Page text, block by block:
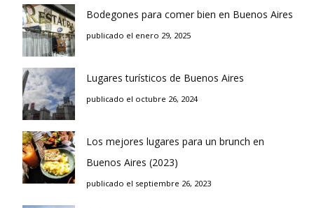
Bodegones para comer bien en Buenos Aires
publicado el enero 29, 2025
Lugares turísticos de Buenos Aires
publicado el octubre 26, 2024
Los mejores lugares para un brunch en
Buenos Aires (2023)
publicado el septiembre 26, 2023